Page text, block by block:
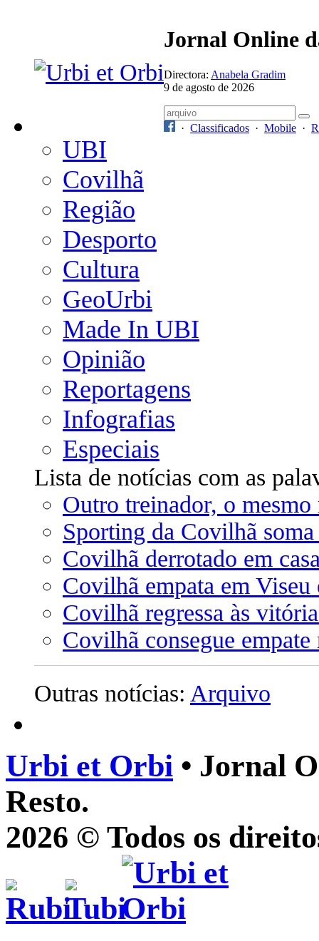
Jornal Online
Directora: Anabela Gradim
9 de agosto de 2026
· Classificados · Mobile ·
UBI
Covilhã
Região
Desporto
Cultura
GeoUrbi
Made In UBI
Opinião
Reportagens
Infografias
Especiais
Lista de notícias com as
Outro treinador, o mesmo
Sporting da Covilhã
Covilhã derrotado em
Covilhã empata em
Covilhã regressa às
Covilhã consegue
Outras notícias: Arquivo
Urbi et Orbi • Jornal
Resto.
2026 © Todos os